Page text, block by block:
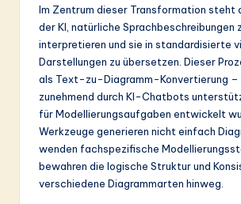
in
A
&
o
ft
Im Zentrum dieser Transformation steht
der KI, natürliche Sprachbeschreibungen
interpretieren und sie in standardisierte
Darstellungen zu übersetzen. Dieser
als Text-zu-Diagramm-Konvertierung –
zunehmend durch KI-Chatbots
für Modellierungsaufgaben entwickelt
Werkzeuge generieren nicht einfach
wenden fachspezifische
bewahren die logische Struktur und
verschiedene Diagrammarten hinweg.